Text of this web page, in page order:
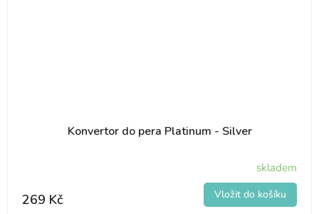
Konvertor do pera Platinum - Silver
skladem
269 Kč